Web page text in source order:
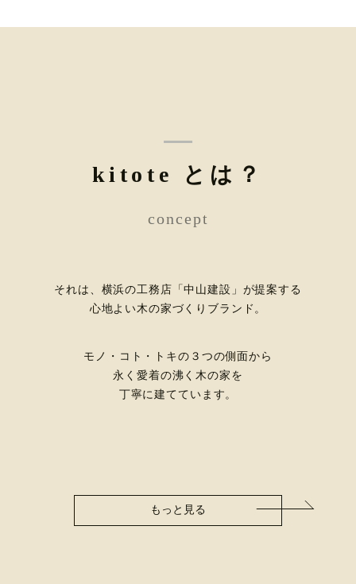
kitote とは？
concept
それは、横浜の工務店「中山建設」が提案する
心地よい木の家づくりブランド。
モノ・コト・トキの３つの側面から
永く愛着の沸く木の家を
丁寧に建てています。
もっと見る